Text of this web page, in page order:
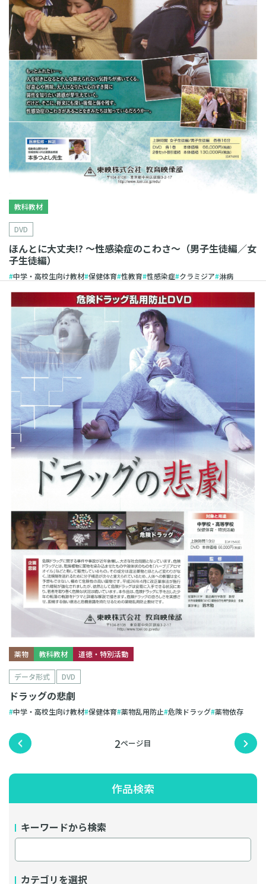
教科教材
DVD
ほんとに大丈夫!? 〜性感染症のこわさ〜（男子生徒編／女
子生徒編）
中学・高校生向け教材 保健体育 性教育 性感染症 クラミジア 淋病
薬物 教科教材 道徳・特別活動
データ形式 DVD
ドラッグの悲劇
中学・高校生向け教材 保健体育 薬物乱用防止 危険ドラッグ 薬物依存
2
作品検索
キーワードから検索
カテゴリを選択